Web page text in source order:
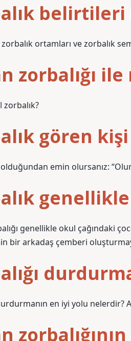
ortamları ve zorbalık
zorbalığı
zorbalık?
gören
olduğundan emin olursanız:
genellikle okul çağındaki
bir arkadaş çemberi
en iyi yolu